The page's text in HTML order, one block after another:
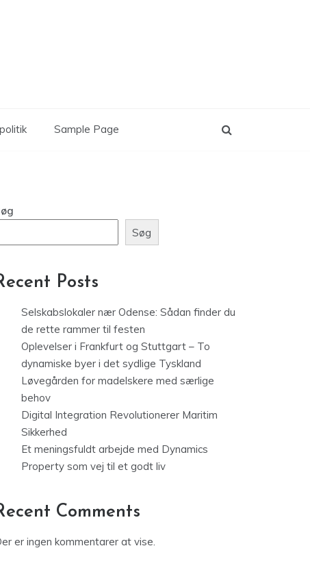
Sample Page
Søg
Posts
Selskabslokaler nær Odense: Sådan finder du
de rette rammer til festen
Oplevelser i Frankfurt og Stuttgart – To
dynamiske byer i det sydlige Tyskland
Løvegården for madelskere med særlige
behov
Digital Integration Revolutionerer Maritim
Sikkerhed
Et meningsfuldt arbejde med Dynamics
Property som vej til et godt liv
Comments
er ingen kommentarer at vise.